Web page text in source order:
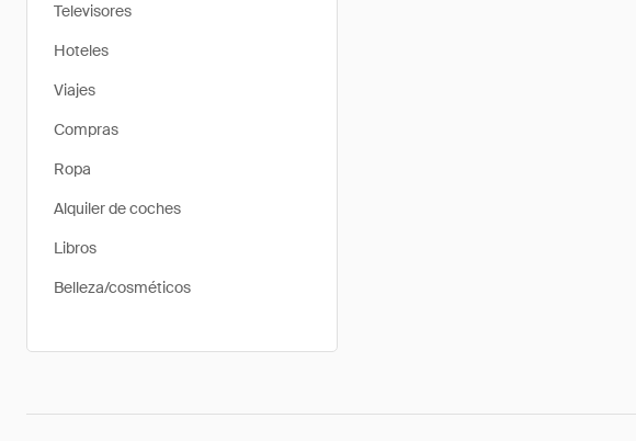
Televisores
Hoteles
Viajes
Compras
Ropa
Alquiler de coches
Libros
Belleza/cosméticos